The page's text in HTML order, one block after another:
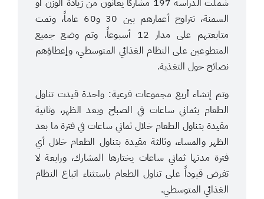
شملت الدراسة 197 مشاركاً يعانون من زيادة الوزن أو
السمنة، تتراوح أعمارهم بين 30 و60 عاماً، وتمت
متابعتهم على مدار 12 أسبوعاً. وتم وضع جميع
المتطوعين على النظام الغذائي المتوسطي، وإعطاؤهم
نصائح حول التغذية.
وتم إنشاء أربع مجموعات فرعية: واحدة قيدت تناول
الطعام بثماني ساعات في الصباح وبعد الظهر، وثانية
مقيدة بتناول الطعام خلال ثماني ساعات في فترة ما بعد
الظهر والمساء، وثالثة مقيدة بتناول الطعام خلال أي
فترة مدتها ثماني ساعات يختارها المشارك، ورابعة لا
تفرض قيوداً على تناول الطعام باستثناء اتباع النظام
الغذائي المتوسطي.